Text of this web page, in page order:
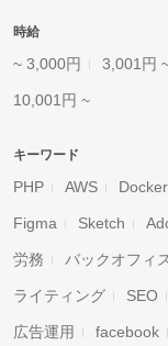
時給
~ 3,000円 3,001円
10,001円 ~
キーワード
PHP AWS Docker
Figma Sketch
労務 バックオフィ
ライティング SEO
広告運用 facebook